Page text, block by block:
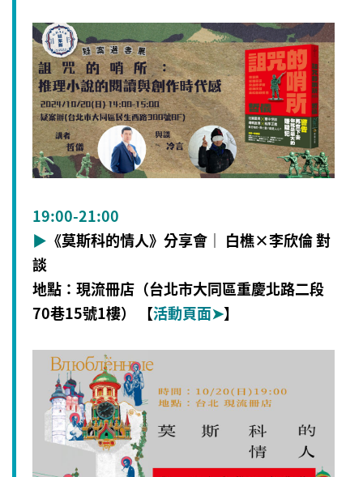
19:00-21:00
▶ 《莫斯科的情人》分享會｜ 白樵×李欣倫 對
談
地點：現流冊店（台北市大同區重慶北路二段
70巷15號1樓） 【活動頁面➤】